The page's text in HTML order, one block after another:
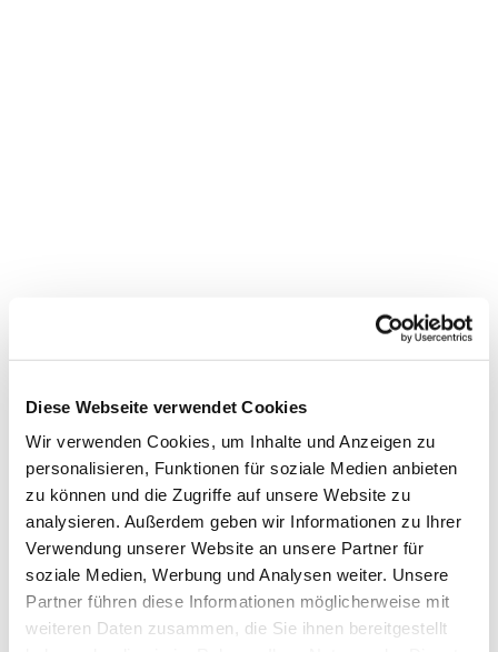
Diese Webseite verwendet Cookies
Wir verwenden Cookies, um Inhalte und Anzeigen zu
personalisieren, Funktionen für soziale Medien anbieten
zu können und die Zugriffe auf unsere Website zu
analysieren. Außerdem geben wir Informationen zu Ihrer
Verwendung unserer Website an unsere Partner für
soziale Medien, Werbung und Analysen weiter. Unsere
Partner führen diese Informationen möglicherweise mit
weiteren Daten zusammen, die Sie ihnen bereitgestellt
Dies könnte Sie auch
interessieren